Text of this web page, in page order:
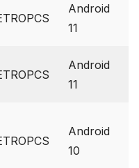
Android
11
Android
11
Android
10